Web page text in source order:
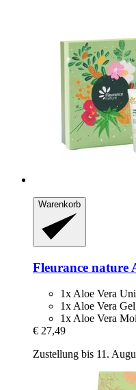
Warenkorb
Fleurance nature
1x Aloe Vera
1x Aloe Vera
1x Aloe Vera
€ 27,49
Zustellung bis 11.